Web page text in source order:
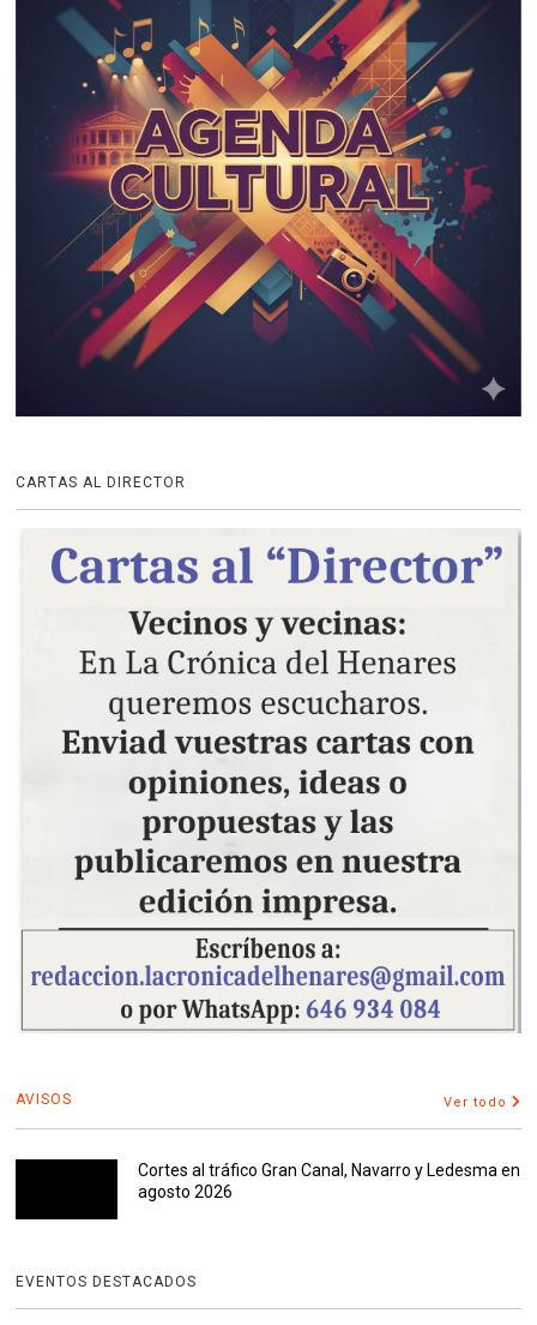
CARTAS AL DIRECTOR
AVISOS Ver todo
Cortes al tráfico Gran Canal, Navarro y Ledesma en
agosto 2026
EVENTOS DESTACADOS